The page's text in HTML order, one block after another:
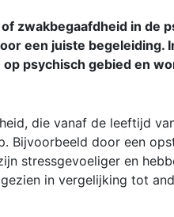
zwakbegaafdheid in de
een juiste begeleiding.
psychisch gebied en
die vanaf de leeftijd
door een
stressgevoeliger en
in vergelijking tot